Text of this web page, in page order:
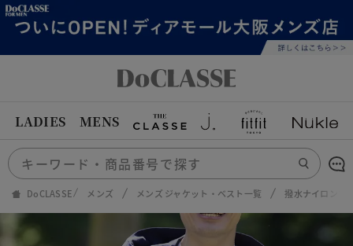
LADIES MENS
DoCLASSE メンズ メンズ ジャケット・ベスト一覧 撥水ナイロンフ